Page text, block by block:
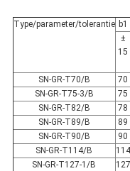
Type/parameter/tolerantie b1
±
15
SN-GR-T70/B
70
SN-GR-T75-3/B
75
SN-GR-T82/B
78
SN-GR-T89/B
89
SN-GR-T90/B
90
SN-GR-T114/B
114
SN-GR-T127-1/B
127